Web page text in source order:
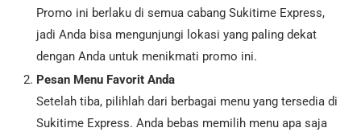
Promo ini berlaku di semua cabang Sukitime Express,
jadi Anda bisa mengunjungi lokasi yang paling dekat
dengan Anda untuk menikmati promo ini.
Pesan Menu Favorit Anda
Setelah tiba, pilihlah dari berbagai menu yang tersedia di
Sukitime Express. Anda bebas memilih menu apa saja